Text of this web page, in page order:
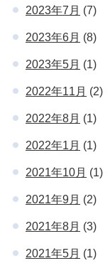
2023年7月 (7)
2023年6月 (8)
2023年5月 (1)
2022年11月 (2)
2022年8月 (1)
2022年1月 (1)
2021年10月 (1)
2021年9月 (2)
2021年8月 (3)
2021年5月 (1)